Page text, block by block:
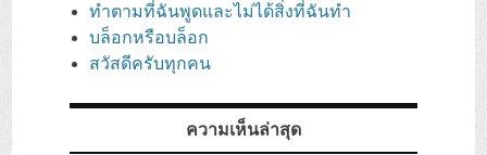
ทำตามที่ฉันพูดและไม่ได้สิ่งที่ฉันทำ
บล็อกหรือบล็อก
สวัสดีครับทุกคน
ความเห็นล่าสุด